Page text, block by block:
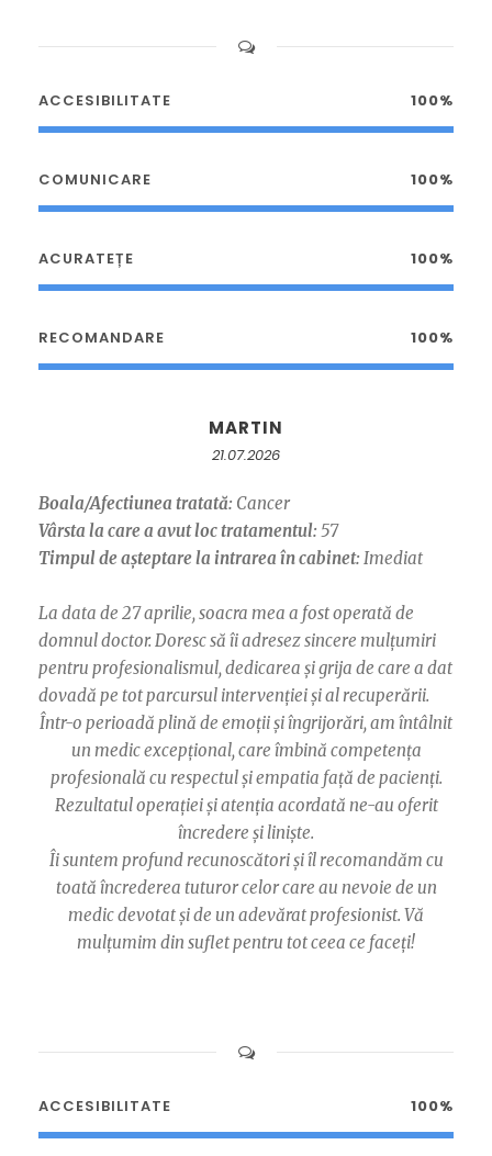
ACCESIBILITATE 100%
COMUNICARE 100%
ACURATEȚE 100%
RECOMANDARE 100%
MARTIN
21.07.2026
Boala/Afectiunea tratată: Cancer
Vârsta la care a avut loc tratamentul: 57
Timpul de așteptare la intrarea în cabinet: Imediat
La data de 27 aprilie, soacra mea a fost operată de
domnul doctor. Doresc să îi adresez sincere mulțumiri
pentru profesionalismul, dedicarea și grija de care a dat
dovadă pe tot parcursul intervenției și al recuperării.
Într-o perioadă plină de emoții și îngrijorări, am întâlnit
un medic excepțional, care îmbină competența
profesională cu respectul și empatia față de pacienți.
Rezultatul operației și atenția acordată ne-au oferit
încredere și liniște.
Îi suntem profund recunoscători și îl recomandăm cu
toată încrederea tuturor celor care au nevoie de un
medic devotat și de un adevărat profesionist. Vă
mulțumim din suflet pentru tot ceea ce faceți!
ACCESIBILITATE 100%